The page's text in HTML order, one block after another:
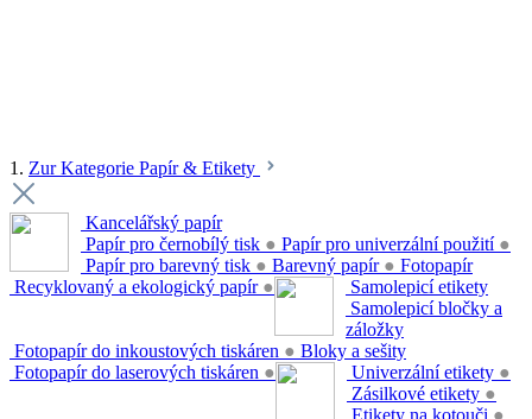
1. Zur Kategorie Papír & Etikety
Kancelářský papír
Papír pro černobílý tisk ● Papír pro univerzální použití ●
Papír pro barevný tisk ● Barevný papír ●
Recyklovaný a ekologický papír ●
Fotopapír
Fotopapír do inkoustových tiskáren ●
Fotopapír do laserových tiskáren ●
Samolepicí etikety
Univerzální etikety ●
Zásilkové etikety ●
Etikety na kotouči ●
Samolepicí bločky a
záložky
Bloky a sešity